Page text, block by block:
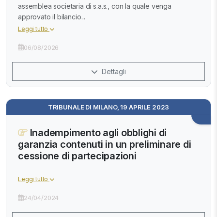
assemblea societaria di s.a.s., con la quale venga
approvato il bilancio...
Leggi tutto
06/08/2026
Dettagli
TRIBUNALE DI MILANO, 19 APRILE 2023
Inadempimento agli obblighi di
garanzia contenuti in un preliminare di
cessione di partecipazioni
Leggi tutto
24/04/2024